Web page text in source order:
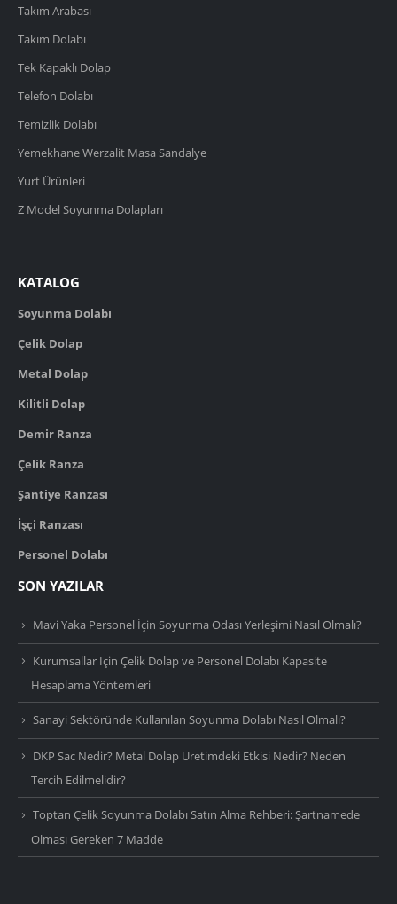
Takım Arabası
Takım Dolabı
Tek Kapaklı Dolap
Telefon Dolabı
Temizlik Dolabı
Yemekhane Werzalit Masa Sandalye
Yurt Ürünleri
Z Model Soyunma Dolapları
KATALOG
Soyunma Dolabı
Çelik Dolap
Metal Dolap
Kilitli Dolap
Demir Ranza
Çelik Ranza
Şantiye Ranzası
İşçi Ranzası
Personel Dolabı
SON YAZILAR
Mavi Yaka Personel İçin Soyunma Odası Yerleşimi Nasıl Olmalı?
Kurumsallar İçin Çelik Dolap ve Personel Dolabı Kapasite
Hesaplama Yöntemleri
Sanayi Sektöründe Kullanılan Soyunma Dolabı Nasıl Olmalı?
DKP Sac Nedir? Metal Dolap Üretimdeki Etkisi Nedir? Neden
Tercih Edilmelidir?
Toptan Çelik Soyunma Dolabı Satın Alma Rehberi: Şartnamede
Olması Gereken 7 Madde